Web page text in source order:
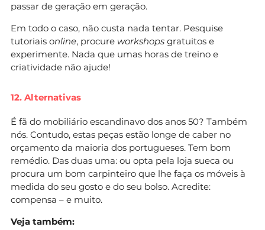
passar de geração em geração.
Em todo o caso, não custa nada tentar. Pesquise
tutoriais online, procure workshops gratuitos e
experimente. Nada que umas horas de treino e
criatividade não ajude!
12. Alternativas
É fã do mobiliário escandinavo dos anos 50? Também
nós. Contudo, estas peças estão longe de caber no
orçamento da maioria dos portugueses. Tem bom
remédio. Das duas uma: ou opta pela loja sueca ou
procura um bom carpinteiro que lhe faça os móveis à
medida do seu gosto e do seu bolso. Acredite:
compensa – e muito.
Veja também: